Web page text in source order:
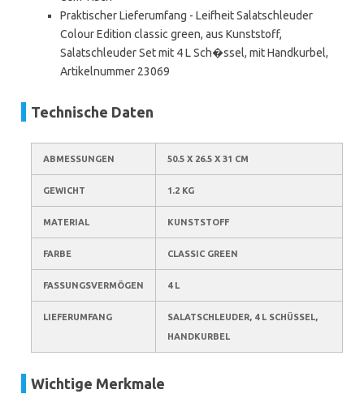
Praktischer Lieferumfang - Leifheit Salatschleuder
Colour Edition classic green, aus Kunststoff,
Salatschleuder Set mit 4 L Sch�ssel, mit Handkurbel,
Artikelnummer 23069
Technische Daten
ABMESSUNGEN 50.5 X 26.5 X 31 CM
GEWICHT 1.2 KG
MATERIAL KUNSTSTOFF
FARBE CLASSIC GREEN
FASSUNGSVERMÖGEN 4 L
LIEFERUMFANG
SALATSCHLEUDER, 4 L SCHÜSSEL,
HANDKURBEL
Wichtige Merkmale